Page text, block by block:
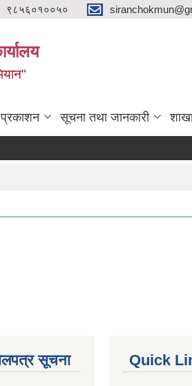
९८५६०१००५०
प्रकाशन सूचना तथा जानकारी
सूचना Quick